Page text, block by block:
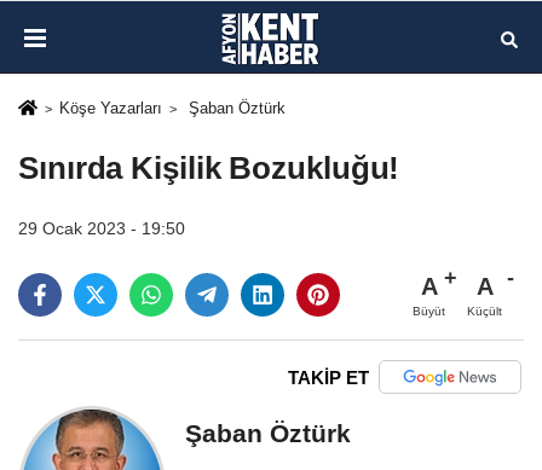
Köşe Yazarları Şaban Öztürk
Sınırda Kişilik Bozukluğu!
29 Ocak 2023 - 19:50
A
Büyüt
A
Küçült
TAKİP ET
Şaban Öztürk